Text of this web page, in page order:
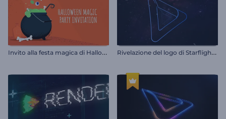
I
nvito alla festa magica di Halloween R
ivelazione del logo di Starflight: una scena traballante